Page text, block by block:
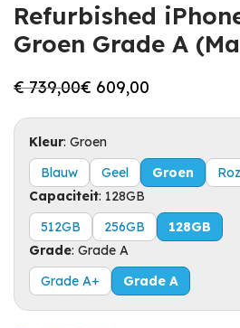
Refurbished
Groen Grade A
€739,00
Oorspronkelijke
was:
€ 739,00.
€ 609,00
Huidige
is:
€ 609,00.
Kleur: Groen
Blauw
Geel Groen
Capaciteit: 128GB
512GB
256GB
128GB
Grade: Grade A
Grade A+
Grade A